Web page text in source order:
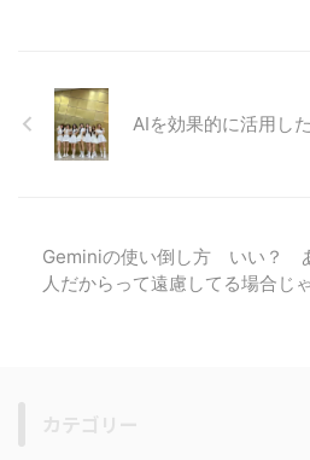
AIを効果的に活用し
Geminiの使い倒し方 いい？
人だからって遠慮してる場合じ